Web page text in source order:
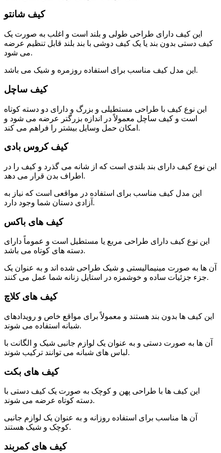
کیف شانتو
این کیف دارای طراحی طولی و بلند است و اغلب به صورت یک
کیف دستی بدون بند یا یک کیف دوشی با بند بلند قابل تنظیم عرضه
می شود.
این مدل کیف مناسب برای استفاده روزمره و شیک می باشد.
کیف ساچل
این نوع کیف با طراحی مستطیلی و بزرگ و دارای دو دسته کوتاه
است و کیف ساچل معمولاً در اندازه بزرگتر عرضه می شود و
امکان حمل وسایل بیشتر را فراهم می کند.
کیف کروس بادی
این نوع کیف دارای بند بلندی است که از شانه می گذرد و کیف را در
اطراف بدن قرار می دهد.
این مدل کیف مناسب برای استفاده در مواقعی است که نیاز به
آزادی دستان شما وجود دارد.
کیف های باکس
این نوع کیف دارای طراحی مربع یا مستطیل است و عموماً دارای
دسته های کوتاه می باشد.
آن ها به صورت مینیمالیستی و شیک طراحی شده اند و به عنوان یک
جزء جزئیات ساده و خوشمزه در استایل زنانه شما عمل می کنند.
کیف های کلاچ
این کیف ها بدون بند هستند و معمولاً برای مواقع خاص و رویدادهای
شبانه استفاده می شوند.
آن ها به صورت دستی و به عنوان یک لوازم جانبی شیک و الگانت با
لباس های شبانه می توانند ترکیب شوند.
کیف های بکت
این کیف ها با طراحی پهن و کوچک به صورت یک کیف دستی با
دسته کوتاه عرضه می شوند.
آن ها مناسب برای استفاده روزانه و به عنوان یک لوازم جانبی
کوچک و شیک هستند.
کیف های کمربند